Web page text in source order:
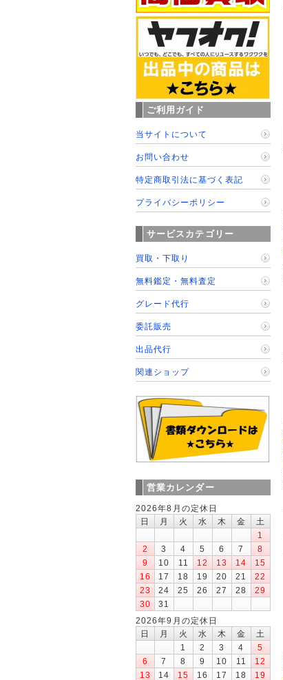
ご利用ガイド
当サイトについて
お問い合わせ
特定商取引法に基づく表記
プライバシーポリシー
サービスカテゴリー
買取・下取り
無料鑑定・無料査定
グレード代行
委託販売
出品代行
関連ショップ
営業カレンダー
2026年8月の定休日
日
月 火 水 木 金
土
1
2
3 4 5 6 7
8
9
10 11 12 13 14
15
16
17 18 19 20 21
22
23
24 25 26 27 28
29
30
31
2026年9月の定休日
日
月 火 水 木 金
土
1
2 3 4
5
6
7 8 9 10 11
12
13
14 15 16 17 18
19